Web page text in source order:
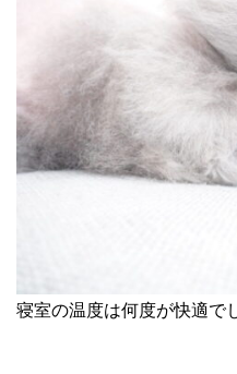
寝室の温度は何度が快適で